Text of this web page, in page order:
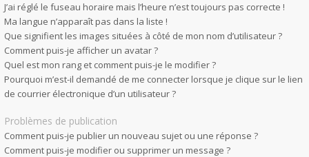
J’ai réglé le fuseau horaire mais l’heure n’est toujours pas correcte !
Ma langue n’apparaît pas dans la liste !
Que signifient les images situées à côté de mon nom d’utilisateur ?
Comment puis-je afficher un avatar ?
Quel est mon rang et comment puis-je le modifier ?
Pourquoi m’est-il demandé de me connecter lorsque je clique sur le lien
de courrier électronique d’un utilisateur ?
Problèmes de publication
Comment puis-je publier un nouveau sujet ou une réponse ?
Comment puis-je modifier ou supprimer un message ?